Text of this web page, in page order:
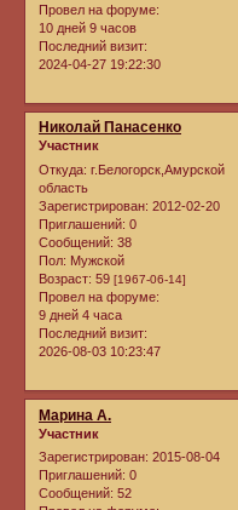
Провел на форуме:
10 дней 9 часов
Последний визит:
2024-04-27 19:22:30
Николай Панасенко
Участник
Откуда: г.Белогорск,Амурской
область
Зарегистрирован: 2012-02-20
Приглашений: 0
Сообщений: 38
Пол: Мужской
Возраст: 59 [1967-06-14]
Провел на форуме:
9 дней 4 часа
Последний визит:
2026-08-03 10:23:47
Марина А.
Участник
Зарегистрирован: 2015-08-04
Приглашений: 0
Сообщений: 52